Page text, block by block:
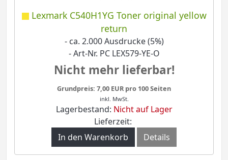
Lexmark C540H1YG Toner original yellow
return
- ca. 2.000 Ausdrucke (5%)
- Art-Nr. PC LEX579-YE-O
Nicht mehr lieferbar!
Grundpreis: 7,00 EUR pro 100 Seiten
inkl. MwSt.
Lagerbestand: Nicht auf Lager
Lieferzeit:
In den Warenkorb
Details